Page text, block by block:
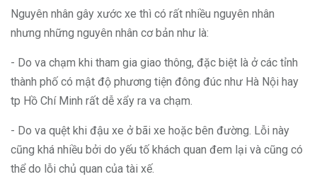
Nguyên nhân gây xước xe thì có rất nhiều nguyên nhân
nhưng những nguyên nhân cơ bản như là:
- Do va chạm khi tham gia giao thông, đặc biệt là ở các tỉnh
thành phố có mật độ phương tiện đông đúc như Hà Nội hay
tp Hồ Chí Minh rất dễ xẩy ra va chạm.
- Do va quệt khi đậu xe ở bãi xe hoặc bên đường. Lỗi này
cũng khá nhiều bởi do yếu tố khách quan đem lại và cũng có
thể do lỗi chủ quan của tài xế.